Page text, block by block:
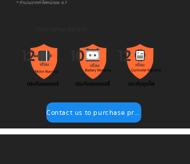
10 12
12 เดือน เดือน
เดือน
Contact us to purchase products